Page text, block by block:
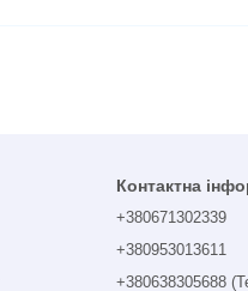
Контактна
+380671302339
+380953013611
+380638305688